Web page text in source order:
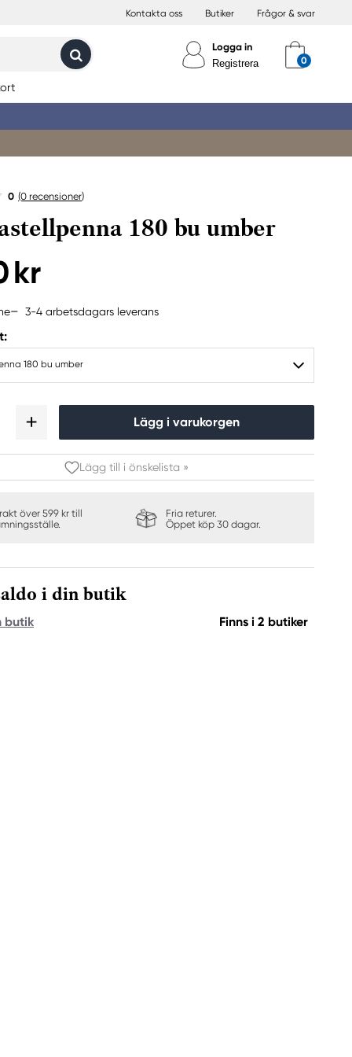
Kontakta oss Butiker Frågor & svar
Logga in
Registrera
0 (0 recensioner)
180 bu umber
kr
3-4 arbetsdagars leverans
180 bu umber
Lägg i varukorgen
Lägg till i önskelista »
över 599 kr till
Fria returer.
Öppet köp 30 dagar.
i din butik
butik Finns i 2 butiker